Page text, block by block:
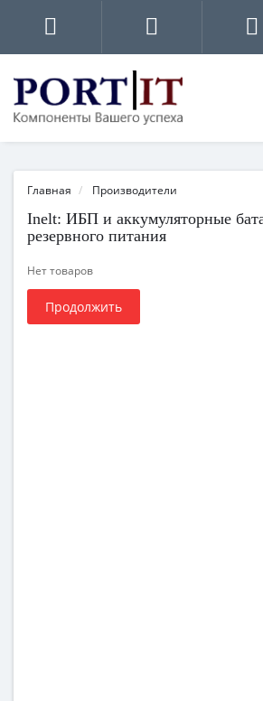
Главная Производители
Inelt: ИБП и аккумуляторные
резервного питания
Нет товаров
Продолжить